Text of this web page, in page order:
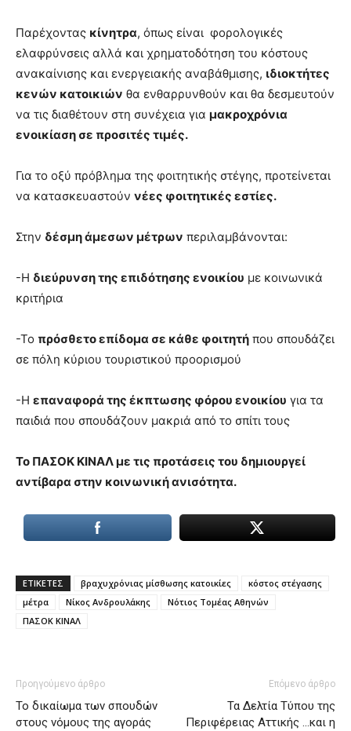
Παρέχοντας κίνητρα, όπως είναι φορολογικές
ελαφρύνσεις αλλά και χρηματοδότηση του κόστους
ανακαίνισης και ενεργειακής αναβάθμισης, ιδιοκτήτες
κενών κατοικιών θα ενθαρρυνθούν και θα δεσμευτούν
να τις διαθέτουν στη συνέχεια για μακροχρόνια
ενοικίαση σε προσιτές τιμές.
Για το οξύ πρόβλημα της φοιτητικής στέγης, προτείνεται
να κατασκευαστούν νέες φοιτητικές εστίες.
Στην δέσμη άμεσων μέτρων περιλαμβάνονται:
-Η διεύρυνση της επιδότησης ενοικίου με κοινωνικά
κριτήρια
-Το πρόσθετο επίδομα σε κάθε φοιτητή που σπουδάζει
σε πόλη κύριου τουριστικού προορισμού
-Η επαναφορά της έκπτωσης φόρου ενοικίου για τα
παιδιά που σπουδάζουν μακριά από το σπίτι τους
Το ΠΑΣΟΚ ΚΙΝΑΛ με τις προτάσεις του δημιουργεί
αντίβαρα στην κοινωνική ανισότητα.
ΕΤΙΚΕΤΕΣ βραχυχρόνιας μίσθωσης κατοικίες
κόστος στέγασης
μέτρα
Νίκος Ανδρουλάκης
Νότιος Τομέας Αθηνών
ΠΑΣΟΚ ΚΙΝΑΛ
Προηγούμενο άρθρο
Το δικαίωμα των σπουδών
στους νόμους της αγοράς
Επόμενο άρθρο
Τα Δελτία Τύπου της
Περιφέρειας Αττικής …και η